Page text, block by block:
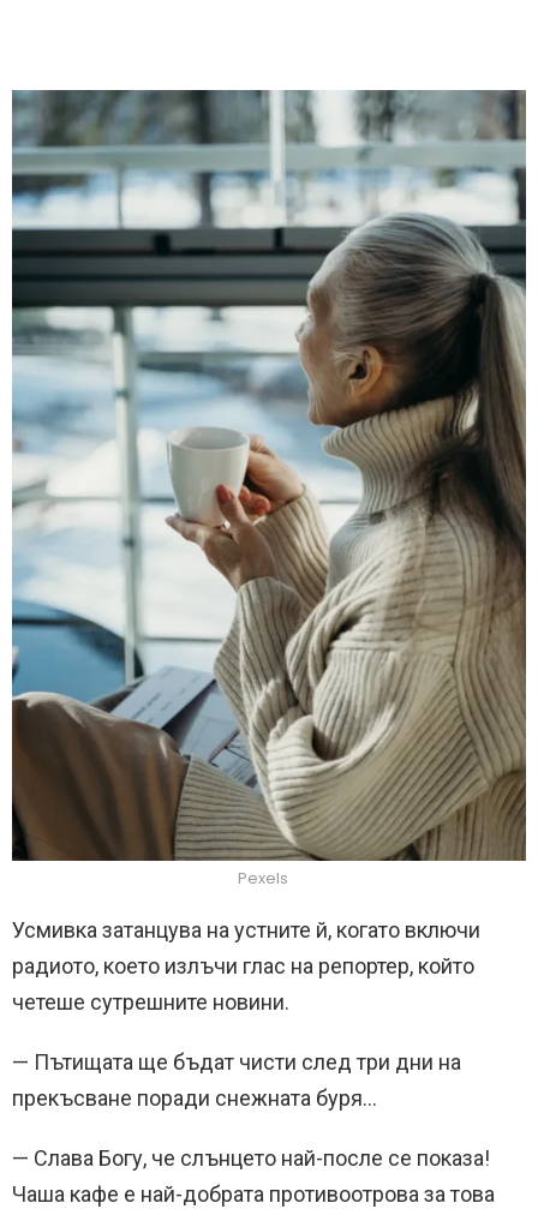
Pexels
Усмивка затанцува на устните й, когато включи
радиото, което излъчи глас на репортер, който
четеше сутрешните новини.
— Пътищата ще бъдат чисти след три дни на
прекъсване поради снежната буря…
— Слава Богу, че слънцето най-после се показа!
Чаша кафе е най-добрата противоотрова за това